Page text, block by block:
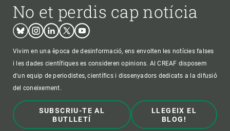
No et perdis cap notícia
BlueskyInstagram
LinkedinTwitterYoutube
Vivim en una època de desinformació, ens envolten les notícies falses
i les dades científiques es consideren opinions. Al CREAF disposem
d'un equip de periodistes, científics i dissenyadors dedicats a la difusió
del coneixement.
SUBSCRIU-TE AL
BUTLLETÍ
LLEGEIX EL
BLOG!